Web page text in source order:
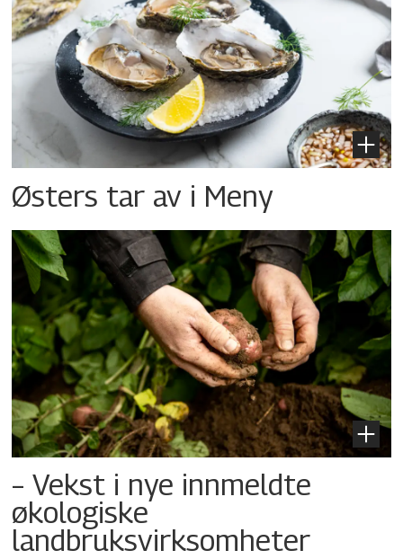
Østers tar av i Meny
– Vekst i nye innmeldte
økologiske
landbruksvirksomheter